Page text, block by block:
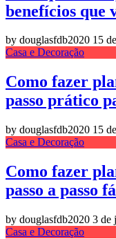
benefícios que
by douglasfdb2020 15
Casa e Decoração
Como fazer
passo prático
by douglasfdb2020 15
Casa e Decoração
Como fazer
passo a passo
by douglasfdb2020 3 de
Casa e Decoração